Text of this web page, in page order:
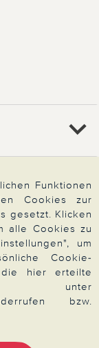
MwSt.
Funktionen
Cookies zur
gesetzt. Klicken
alle Cookies zu
um
Cookie-
hier erteilte
unter
bzw.